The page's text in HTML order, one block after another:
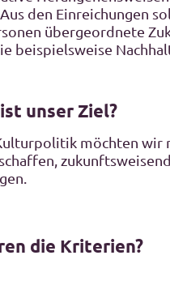
den Einreichungen
übergeordnete
beispielsweise
unser Ziel?
möchten
die Kriterien?